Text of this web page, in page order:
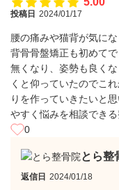
投稿日 2024/01/17
腰の痛みや猫背が気に
背骨骨盤矯正も初めて
無くなり、姿勢も良く
くと仰っていたのでこ
りを作っていきたいと
やすく悩みを相談でき
0
とら整
返信日 2024/01/18